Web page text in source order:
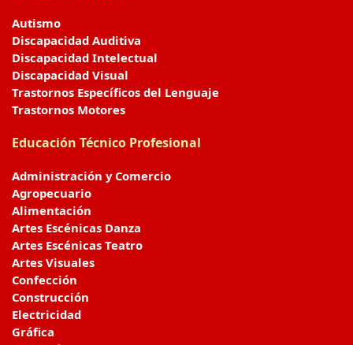
Autismo
Discapacidad Auditiva
Discapacidad Intelectual
Discapacidad Visual
Trastornos Específicos del Lenguaje
Trastornos Motores
Educación Técnico Profesional
Administración y Comercio
Agropecuario
Alimentación
Artes Escénicas Danza
Artes Escénicas Teatro
Artes Visuales
Confección
Construcción
Electricidad
Gráfica